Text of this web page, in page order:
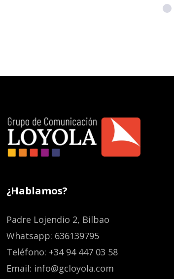
¿Hablamos?
Padre Lojendio 2, Bilbao
Whatsapp: 636139795
Teléfono: +34 94 447 03 58
Email: info@gcloyola.com